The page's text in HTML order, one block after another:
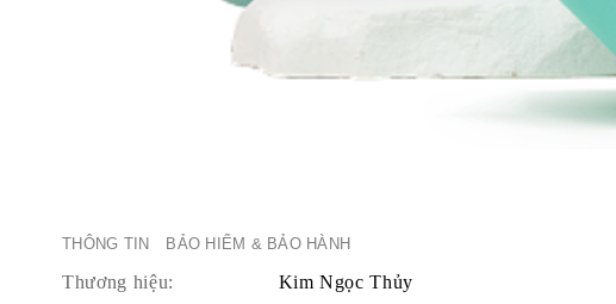
THÔNG TIN BẢO HIỂM & BẢO HÀNH
Thương hiệu: Kim Ngọc Thủy